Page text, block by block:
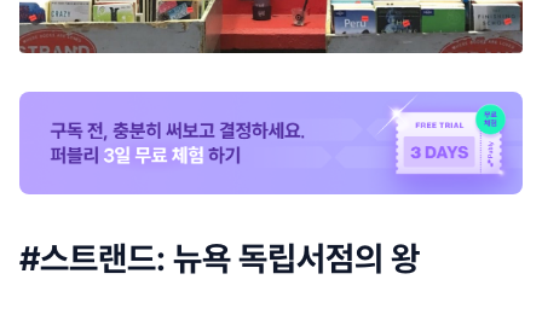
#스트랜드: 뉴욕 독립서점의 왕